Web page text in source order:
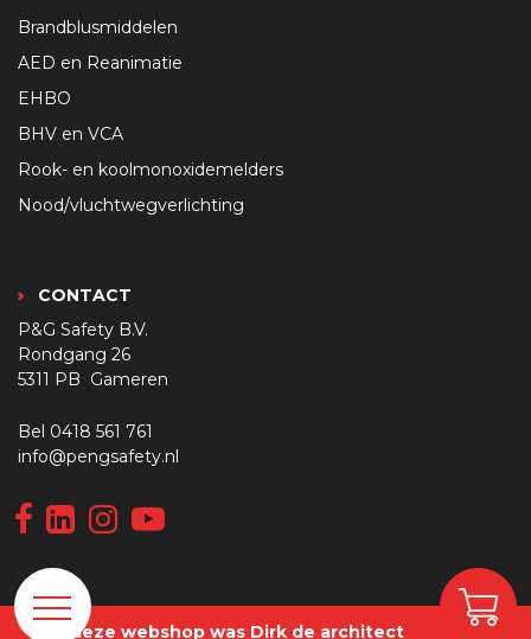
Brandblusmiddelen
AED en Reanimatie
EHBO
BHV en VCA
Rook- en koolmonoxidemelders
Nood/vluchtwegverlichting
CONTACT
P&G Safety B.V.
Rondgang 26
5311 PB Gameren
Bel 0418 561 761
info@pengsafety.nl
Van deze webshop was Dirk de architect